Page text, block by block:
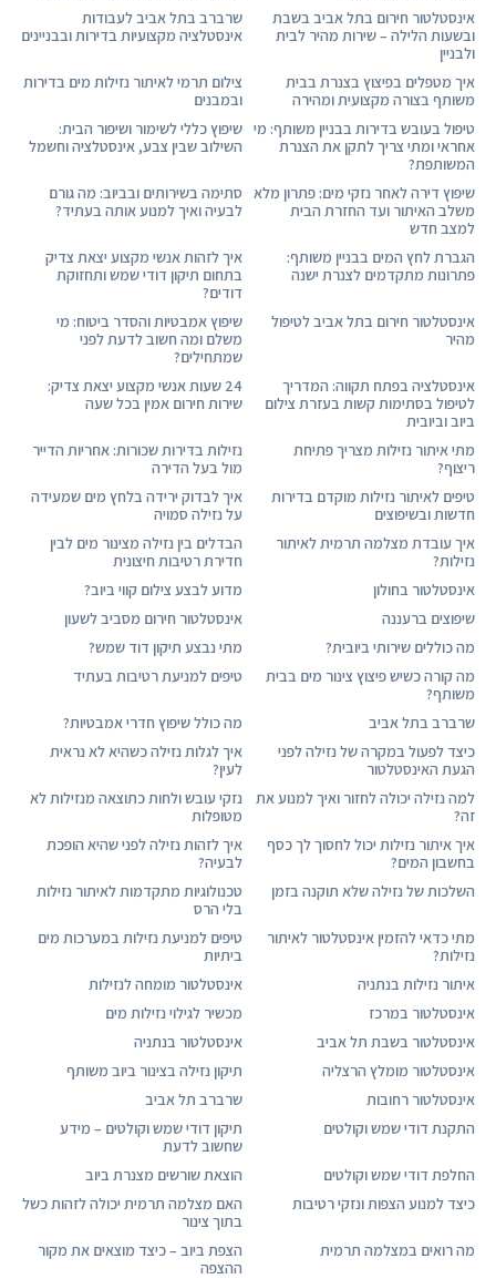
אינסטלטור חירום בתל אביב בשבת
ובשעות הלילה – שירות מהיר לבית
ולבניין
שרברב בתל אביב לעבודות
אינסטלציה מקצועיות בדירות ובבניינים
איך מטפלים בפיצוץ בצנרת בבית
משותף בצורה מקצועית ומהירה
צילום תרמי לאיתור נזילות מים בדירות
ובמבנים
טיפול בעובש בדירות בבניין משותף: מי
אחראי ומתי צריך לתקן את הצנרת
המשותפת?
שיפוץ כללי לשימור ושיפור הבית:
השילוב שבין צבע, אינסטלציה וחשמל
שיפוץ דירה לאחר נזקי מים: פתרון מלא
משלב האיתור ועד החזרת הבית
למצב חדש
סתימה בשירותים ובביוב: מה גורם
לבעיה ואיך למנוע אותה בעתיד?
הגברת לחץ המים בבניין משותף:
פתרונות מתקדמים לצנרת ישנה
איך לזהות אנשי מקצוע יצאת צדיק
בתחום תיקון דודי שמש ותחזוקת
דודים?
אינסטלטור חירום בתל אביב לטיפול
מהיר
שיפוץ אמבטיות והסדר ביטוח: מי
משלם ומה חשוב לדעת לפני
שמתחילים?
אינסטלציה בפתח תקווה: המדריך
לטיפול בסתימות קשות בעזרת צילום
ביוב וביובית
24 שעות אנשי מקצוע יצאת צדיק:
שירות חירום אמין בכל שעה
מתי איתור נזילות מצריך פתיחת
ריצוף?
נזילות בדירות שכורות: אחריות הדייר
מול בעל הדירה
טיפים לאיתור נזילות מוקדם בדירות
חדשות ובשיפוצים
איך לבדוק ירידה בלחץ מים שמעידה
על נזילה סמויה
איך עובדת מצלמה תרמית לאיתור
נזילות?
הבדלים בין נזילה מצינור מים לבין
חדירת רטיבות חיצונית
אינסטלטור בחולון
מדוע לבצע צילום קווי ביוב?
שיפוצים ברעננה
אינסטלטור חירום מסביב לשעון
מה כוללים שירותי ביובית?
מתי נבצע תיקון דוד שמש?
מה קורה כשיש פיצוץ צינור מים בבית
משותף?
טיפים למניעת רטיבות בעתיד
שרברב בתל אביב
מה כולל שיפוץ חדרי אמבטיות?
כיצד לפעול במקרה של נזילה לפני
הגעת האינסטלטור
איך לגלות נזילה כשהיא לא נראית
לעין?
למה נזילה יכולה לחזור ואיך למנוע את
זה?
נזקי עובש ולחות כתוצאה מנזילות לא
מטופלות
איך איתור נזילות יכול לחסוך לך כסף
בחשבון המים?
איך לזהות נזילה לפני שהיא הופכת
לבעיה?
השלכות של נזילה שלא תוקנה בזמן
טכנולוגיות מתקדמות לאיתור נזילות
בלי הרס
מתי כדאי להזמין אינסטלטור לאיתור
נזילות?
טיפים למניעת נזילות במערכות מים
ביתיות
איתור נזילות בנתניה
אינסטלטור מומחה לנזילות
אינסטלטור במרכז
מכשיר לגילוי נזילות מים
אינסטלטור בשבת תל אביב
אינסטלטור בנתניה
אינסטלטור מומלץ הרצליה
תיקון נזילה בצינור ביוב משותף
אינסטלטור רחובות
שרברב תל אביב
התקנת דודי שמש וקולטים
תיקון דודי שמש וקולטים – מידע
שחשוב לדעת
החלפת דודי שמש וקולטים
הוצאת שורשים מצנרת ביוב
כיצד למנוע הצפות ונזקי רטיבות
האם מצלמה תרמית יכולה לזהות כשל
בתוך צינור
מה רואים במצלמה תרמית
הצפת ביוב – כיצד מוצאים את מקור
ההצפה